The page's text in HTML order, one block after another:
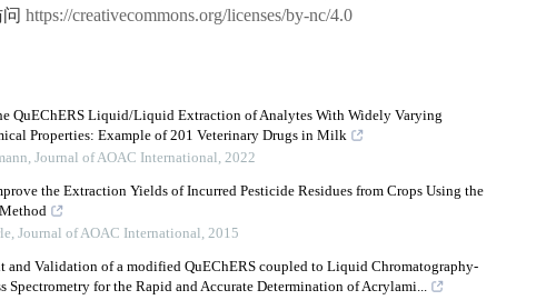
https://creativecommons.org/licenses/by-nc/4.0
QuEChERS Liquid/Liquid Extraction of Analytes With Widely Varying
Properties: Example of 201 Veterinary Drugs in Milk
, Journal of AOAC International, 2022
the Extraction Yields of Incurred Pesticide Residues from Crops Using the
, Journal of AOAC International, 2015
and Validation of a modified QuEChERS coupled to Liquid Chromatography-
Spectrometry for the Rapid and Accurate Determination of Acrylami...